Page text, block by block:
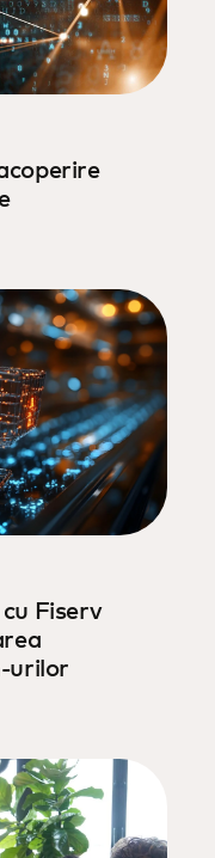
Fiserv
urilor